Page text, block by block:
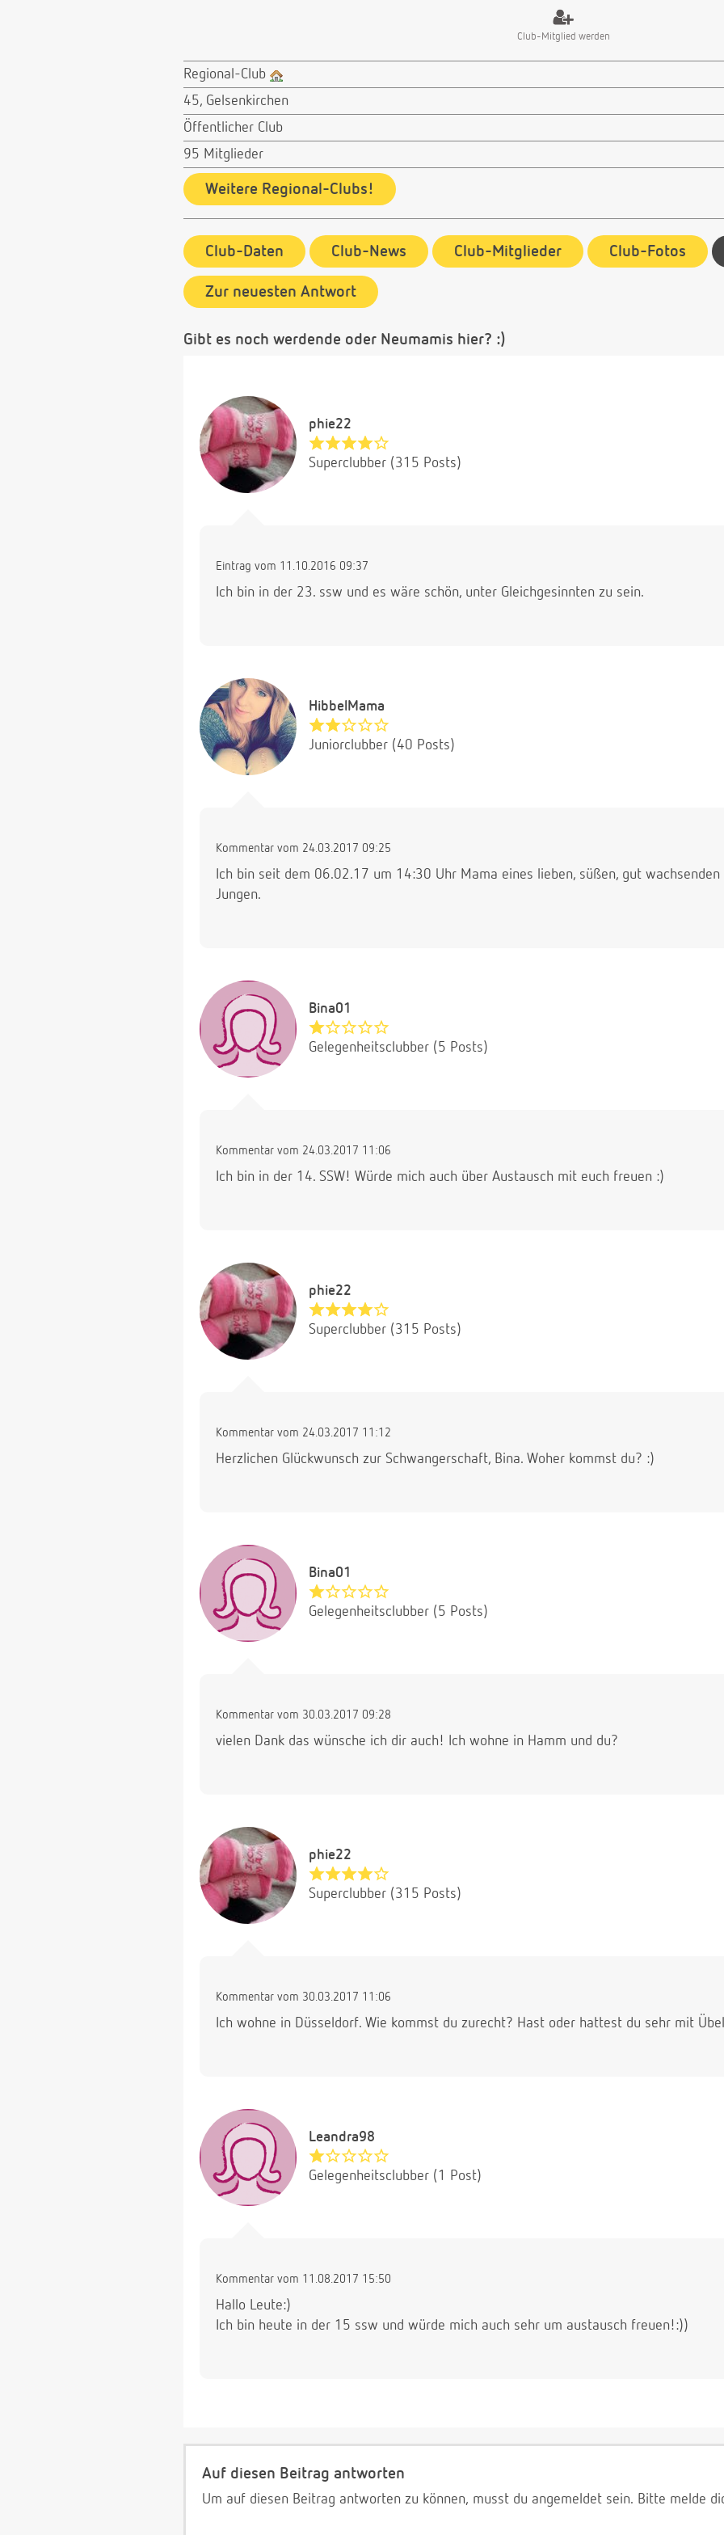
Club-Mitglied werden
Regional-Club
45, Gelsenkirchen
Öffentlicher Club
95 Mitglieder
Weitere Regional-Clubs!
Club-Daten Club-News Club-Mitglieder Club-Fotos
Zur neuesten Antwort
Gibt es noch werdende oder Neumamis hier? :)
phie22
Superclubber (315 Posts)
Eintrag vom 11.10.2016 09:37
Ich bin in der 23. ssw und es wäre schön, unter Gleichgesinnten zu sein.
HibbelMama
Juniorclubber (40 Posts)
Kommentar vom 24.03.2017 09:25
Ich bin seit dem 06.02.17 um 14:30 Uhr Mama eines lieben, süßen, gut wachsenden
Jungen.
Bina01
Gelegenheitsclubber (5 Posts)
Kommentar vom 24.03.2017 11:06
Ich bin in der 14. SSW! Würde mich auch über Austausch mit euch freuen :)
phie22
Superclubber (315 Posts)
Kommentar vom 24.03.2017 11:12
Herzlichen Glückwunsch zur Schwangerschaft, Bina. Woher kommst du? :)
Bina01
Gelegenheitsclubber (5 Posts)
Kommentar vom 30.03.2017 09:28
vielen Dank das wünsche ich dir auch! Ich wohne in Hamm und du?
phie22
Superclubber (315 Posts)
Kommentar vom 30.03.2017 11:06
Ich wohne in Düsseldorf. Wie kommst du zurecht? Hast oder hattest du sehr mit
Leandra98
Gelegenheitsclubber (1 Post)
Kommentar vom 11.08.2017 15:50
Hallo Leute:)
Ich bin heute in der 15 ssw und würde mich auch sehr um austausch freuen!:))
Auf diesen Beitrag antworten
Um auf diesen Beitrag antworten zu können, musst du angemeldet sein. Bitte melde